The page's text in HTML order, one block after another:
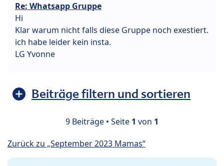
Re: Whatsapp Gruppe
Hi
Klar warum nicht falls diese Gruppe noch exestiert.
ich habe leider kein insta.
LG Yvonne
Beiträge filtern und sortieren
9 Beiträge • Seite 1 von 1
Zurück zu „September 2023 Mamas“